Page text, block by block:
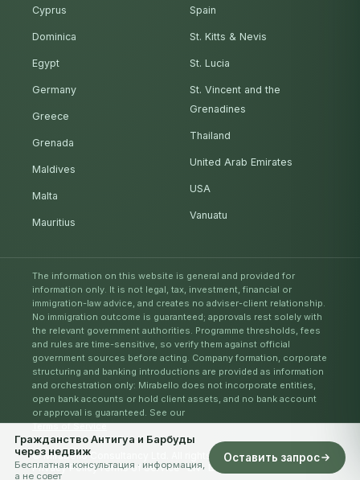
Гражданство Антигуа и Барбуды
через недвиж
Бесплатная консультация · информация,
а не совет
Оставить запрос
Cyprus
Dominica
Egypt
Germany
Greece
Grenada
Maldives
Malta
Mauritius
Spain
St. Kitts & Nevis
St. Lucia
St. Vincent and the
Grenadines
Thailand
United Arab Emirates
USA
Vanuatu
The information on this website is general and provided for
information only. It is not legal, tax, investment, financial or
immigration-law advice, and creates no adviser-client relationship.
No immigration outcome is guaranteed; approvals rest solely with
the relevant government authorities. Programme thresholds, fees
and rules are time-sensitive, so verify them against official
government sources before acting. Company formation, corporate
structuring and banking introductions are provided as information
and orchestration only: Mirabello does not incorporate entities,
open bank accounts or hold client assets, and no bank account
or approval is guaranteed. See our
Terms of Service
.
© Mirabello Consultancy Ltd. All rights reserved. 2026
Privacy PolicyTerms of Service EN DE RU